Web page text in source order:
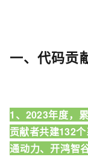
一、代码贡
1、2023年度，
贡献者共建132
通动力、开鸿智